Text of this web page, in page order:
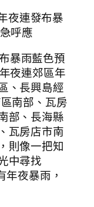
夜連發布暴
呼應
暴雨藍色預
夜連郊區年
、長興島經
南部、瓦房
部、長海縣
瓦房店市南
則像一把知
中尋找
夜暴雨，